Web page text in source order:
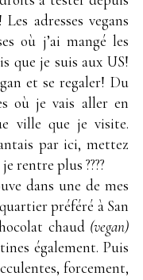
adresses vegans
où j’ai mangé les
que je suis aux US!
et se regaler! Du
où je vais aller en
ville que je visite.
par ici, mettez
rentre plus ????
dans une de mes
préféré à San
chaud (vegan)
également. Puis
forcement,